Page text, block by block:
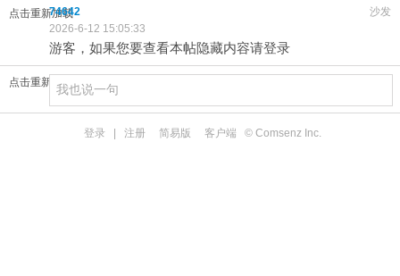
点击重新加载 沙发
74642
2026-6-12 15:05:33
游客，如果您要查看本帖隐藏内容请登录
点击重新加载
登录 注册 简易版 客户端 © Comsenz Inc.